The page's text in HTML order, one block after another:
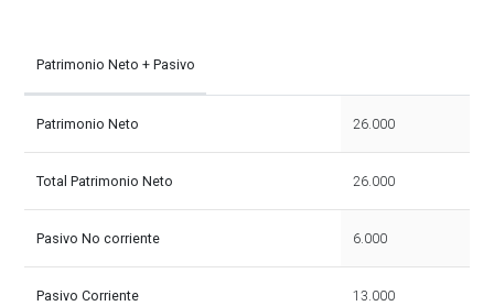
Patrimonio Neto + Pasivo
Patrimonio Neto 26.000
Total Patrimonio Neto 26.000
Pasivo No corriente 6.000
Pasivo Corriente 13.000